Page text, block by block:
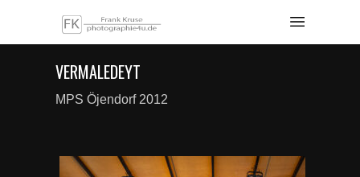
VERMALEDEYT
MPS Öjendorf 2012